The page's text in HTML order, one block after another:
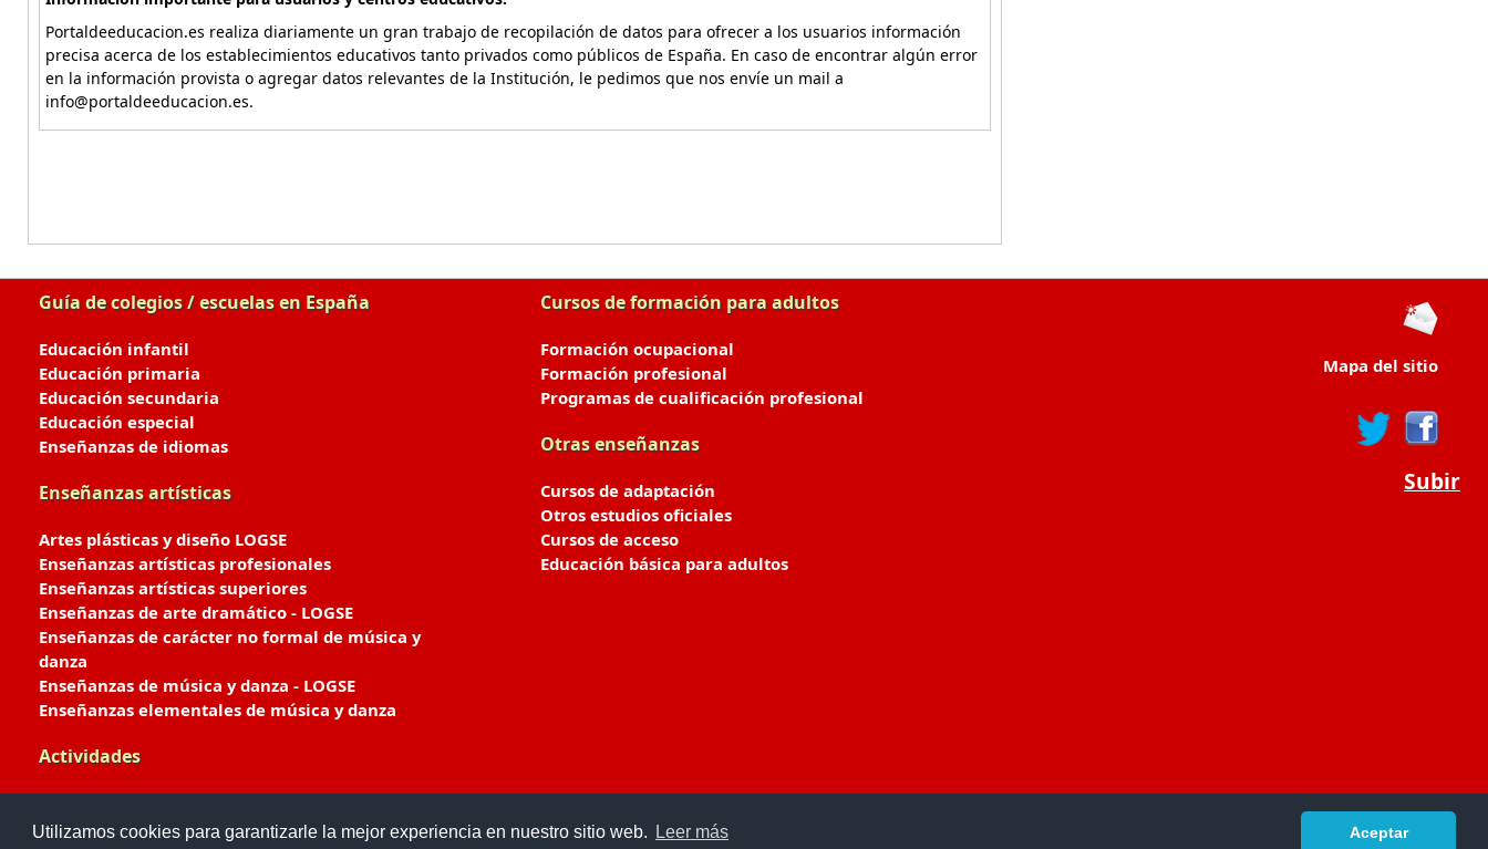
Utilizamos cookies para garantizarle la mejor experiencia en nuestro sitio web. Leer más Aceptar
Portaldeeducacion.es realiza diariamente un gran trabajo de recopilación de datos para ofrecer a los usuarios información
precisa acerca de los establecimientos educativos tanto privados como públicos de España. En caso de encontrar algún error
en la información provista o agregar datos relevantes de la Institución, le pedimos que nos envíe un mail a
info@portaldeeducacion.es.
Guía de colegios / escuelas en España
Educación infantil
Educación primaria
Educación secundaria
Educación especial
Enseñanzas de idiomas
Enseñanzas artísticas
Artes plásticas y diseño LOGSE
Enseñanzas artísticas profesionales
Enseñanzas artísticas superiores
Enseñanzas de arte dramático - LOGSE
Enseñanzas de carácter no formal de música y
danza
Enseñanzas de música y danza - LOGSE
Enseñanzas elementales de música y danza
Actividades
Cursos de formación para adultos
Formación ocupacional
Formación profesional
Programas de cualificación profesional
Otras enseñanzas
Cursos de adaptación
Otros estudios oficiales
Cursos de acceso
Educación básica para adultos
Mapa del sitio
Subir